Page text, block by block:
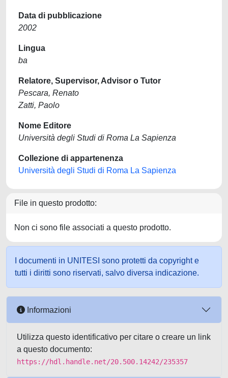
Data di pubblicazione
2002
Lingua
ba
Relatore, Supervisor, Advisor o Tutor
Pescara, Renato
Zatti, Paolo
Nome Editore
Università degli Studi di Roma La Sapienza
Collezione di appartenenza
Università degli Studi di Roma La Sapienza
File in questo prodotto:
Non ci sono file associati a questo prodotto.
I documenti in UNITESI sono protetti da copyright e
tutti i diritti sono riservati, salvo diversa indicazione.
Informazioni
Utilizza questo identificativo per citare o creare un link
a questo documento:
https://hdl.handle.net/20.500.14242/235357